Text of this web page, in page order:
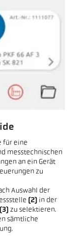
für eine
messtechnischen
an ein Gerät
zu
Auswahl der
(2) in der
(3) zu selektieren.
sämtliche